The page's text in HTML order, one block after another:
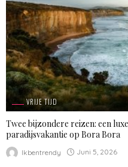
VRIJE TIJD
Twee bijzondere reizen: een
paradijsvakantie op Bora Bora
Ikbentrendy Juni 5, 2026